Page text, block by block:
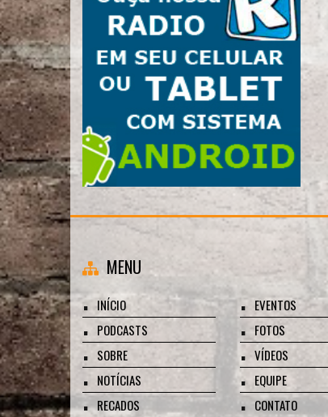
MENU
INÍCIO
PODCASTS
SOBRE
NOTÍCIAS
RECADOS
EVENTOS
FOTOS
VÍDEOS
EQUIPE
CONTATO